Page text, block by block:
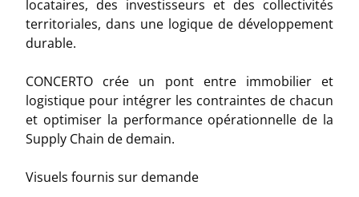
locataires, des investisseurs et des collectivités
territoriales, dans une logique de développement
durable.
CONCERTO crée un pont entre immobilier et
logistique pour intégrer les contraintes de chacun
et optimiser la performance opérationnelle de la
Supply Chain de demain.
Visuels fournis sur demande